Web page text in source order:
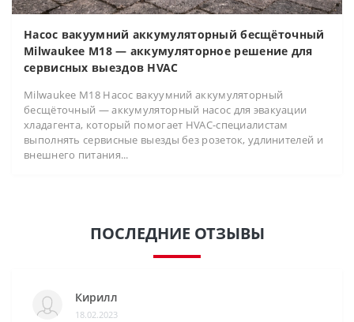
Насос вакуумний аккумуляторный бесщёточный
Milwaukee M18 — аккумуляторное решение для
сервисных выездов HVAC
Milwaukee M18 Насос вакуумний аккумуляторный
бесщёточный — аккумуляторный насос для эвакуации
хладагента, который помогает HVAC-специалистам
выполнять сервисные выезды без розеток, удлинителей и
внешнего питания...
ПОСЛЕДНИЕ ОТЗЫВЫ
Кирилл
18.02.2023